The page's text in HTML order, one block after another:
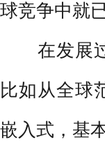
球竞争中就
在发展过
比如从全球
嵌入式，基